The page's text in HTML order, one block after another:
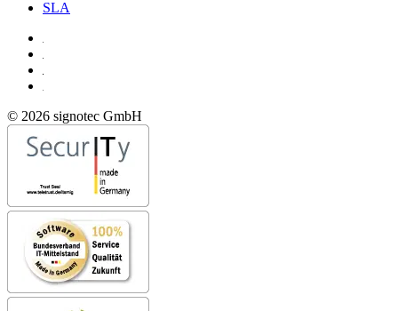
SLA
© 2026 signotec GmbH